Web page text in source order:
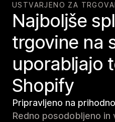
USTVARJENO ZA
Najboljše
trgovine na
uporabljajo
Shopify
Pripravljeno na
Redno posodobljeno in